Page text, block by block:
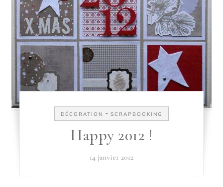
DÉCORATION - SCRAPBOOKING
Happy 2012 !
14 janvier 2012